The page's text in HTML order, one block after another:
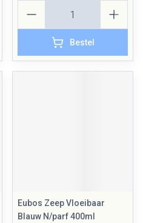
Bestel
Eubos Zeep Vloeibaar
Blauw N/parf 400ml